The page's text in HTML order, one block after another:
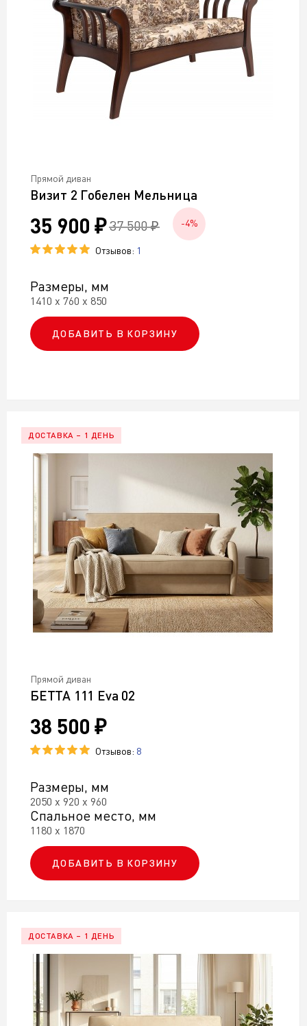
Прямой диван
Визит 2 Гобелен Мельница
35 900 ₽ 37 500 ₽ -4%
Отзывов: 1
Размеры, мм
1410 х 760 х 850
ДОБАВИТЬ В КОРЗИНУ
Прямой диван
БЕТТА 111 Eva 02
38 500 ₽
Отзывов: 8
Размеры, мм
2050 х 920 х 960
Спальное место, мм
1180 х 1870
ДОБАВИТЬ В КОРЗИНУ
ДОСТАВКА – 1 ДЕНЬ
ДОСТАВКА – 1 ДЕНЬ